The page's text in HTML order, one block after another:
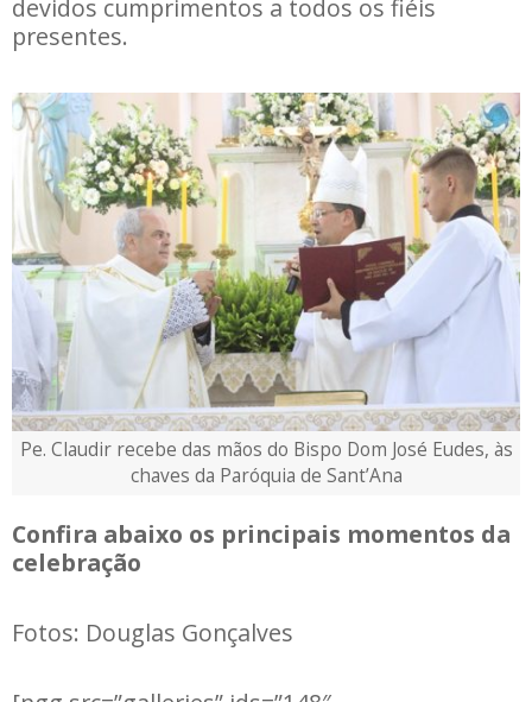
devidos cumprimentos a todos os fiéis
presentes.
Pe. Claudir recebe das mãos do Bispo Dom José Eudes, às
chaves da Paróquia de Sant’Ana
Confira abaixo os principais momentos da
celebração
Fotos: Douglas Gonçalves